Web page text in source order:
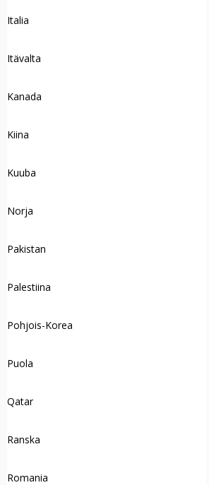
Italia
Itävalta
Kanada
Kiina
Kuuba
Norja
Pakistan
Palestiina
Pohjois-Korea
Puola
Qatar
Ranska
Romania